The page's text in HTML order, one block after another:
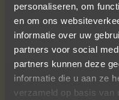
personaliseren, om
en om ons
informatie over uw
partners voor social
partners kunnen deze
informatie die u aan ze
verzameld op basis van
Wat een
warm
punctueel
bestelling,